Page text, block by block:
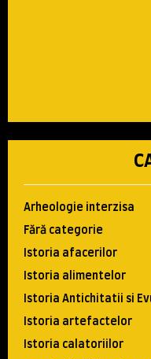
Arheologie interzisa
Fără categorie
Istoria afacerilor
Istoria alimentelor
Istoria Antichitatii si
Istoria artefactelor
Istoria calatoriilor